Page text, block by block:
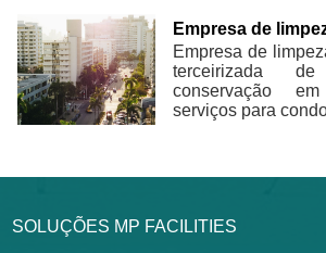
Empresa de
Empresa de
terceirizada
conservação
serviços para
SOLUÇÕES MP FACILITIES